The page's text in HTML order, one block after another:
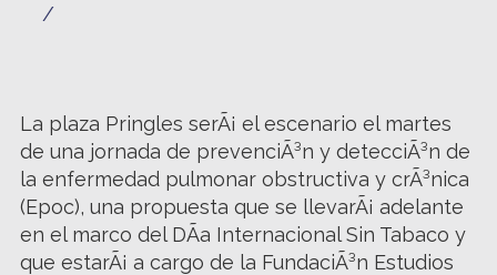
/
La plaza Pringles serÃ¡ el escenario el martes
de una jornada de prevenciÃ³n y detecciÃ³n de
la enfermedad pulmonar obstructiva y crÃ³nica
(Epoc), una propuesta que se llevarÃ¡ adelante
en el marco del DÃ­a Internacional Sin Tabaco y
que estarÃ¡ a cargo de la FundaciÃ³n Estudios